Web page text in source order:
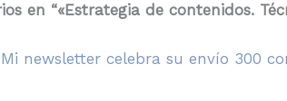
en “«Estrategia de contenidos.
Mi newsletter celebra su envío 300